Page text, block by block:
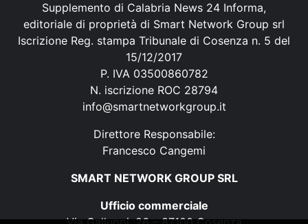
Supplemento di Calabria News 24 Informa,
editoriale di proprietà di Smart Network Group srl
Iscrizione Reg. stampa Tribunale di Cosenza n. 5 del
15/12/2017
P. IVA 03500860782
N. iscrizione ROC 28794
info@smartnetworkgroup.it
Direttore Responsabile:
Francesco Cangemi
SMART NETWORK GROUP SRL
Ufficio commerciale